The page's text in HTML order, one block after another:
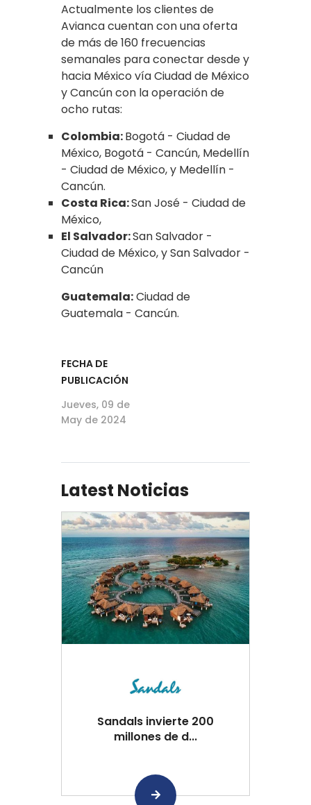
Actualmente los clientes de
Avianca cuentan con una oferta
de más de 160 frecuencias
semanales para conectar desde y
hacia México vía Ciudad de México
y Cancún con la operación de
ocho rutas:
Colombia:Bogotá - Ciudad de
México, Bogotá - Cancún, Medellín
- Ciudad de México, y Medellín -
Cancún.
Costa Rica:San José - Ciudad de
México,
El Salvador:San Salvador -
Ciudad de México, y San Salvador -
Cancún
Guatemala:Ciudad de
Guatemala - Cancún.
FECHA DE
PUBLICACIÓN
Jueves, 09 de
May de 2024
Latest Noticias
Sandals invierte 200
millones de d...